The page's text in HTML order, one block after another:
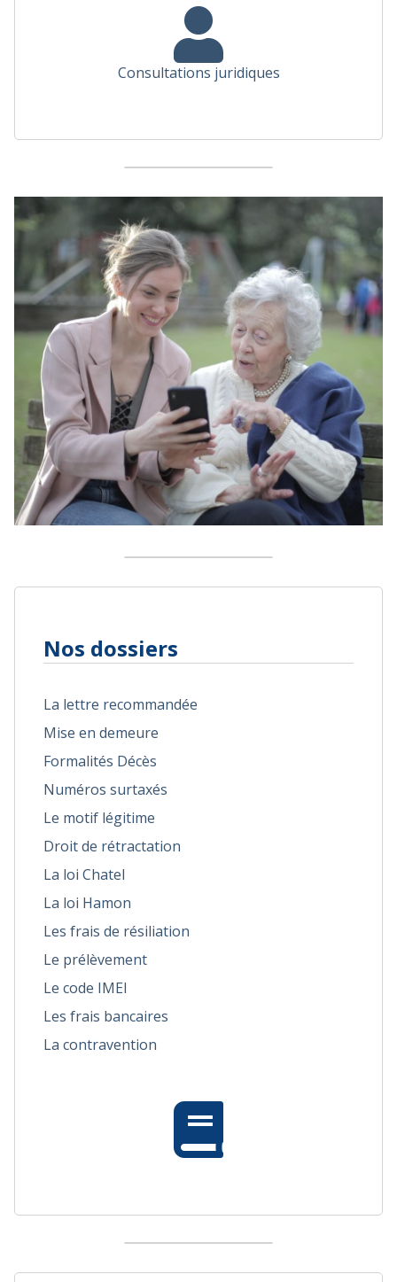
Consultations juridiques
Nos dossiers
La lettre recommandée
Mise en demeure
Formalités Décès
Numéros surtaxés
Le motif légitime
Droit de rétractation
La loi Chatel
La loi Hamon
Les frais de résiliation
Le prélèvement
Le code IMEI
Les frais bancaires
La contravention